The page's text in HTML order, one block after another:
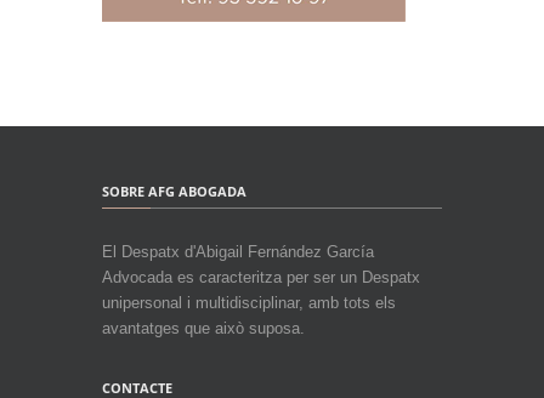
SOBRE AFG ABOGADA
El Despatx d'Abigail Fernández García
Advocada es caracteritza per ser un Despatx
unipersonal i multidisciplinar, amb tots els
avantatges que això suposa.
CONTACTE